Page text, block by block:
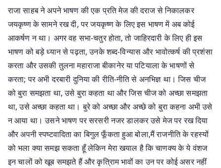
राजा साहब ने अपने भाषण की एक प्रति मेज की दराज से निकालकर
जयकृष्ण के सामने रख दी, पर जयकृष्ण के लिए इस भाषण में अब कोई
आकर्षण न था। अगर वह सभा-चतुर होता, तो जाहिरदारी के लिए ही इस
भाषण को बड़े ध्यान से पढ़ता, उनके शब्द-विन्यास और भावोत्कर्ष की प्रशंसा
करता और उसकी तुलना महाराजा बीकानेर या पटियाला के भाषणों से
करता; पर अभी दरबारी दुनिया की रीति-नीति से अनभिज्ञ था। जिस चीज
को बुरा समझता था, उसे बुरा कहता था और जिस चीज को अच्छा समझता
था, उसे अच्छा कहता था। बुरे को अच्छा और अच्छे को बुरा कहना अभी उसे
न आया था। उसने भाषण पर सरसरी नजर डालकर उसे मेज पर रख दिया
और अपनी स्पष्टवादिता का बिगुल फूँकता हुआ बोला,मैं राजनीति के रहस्यों
को भला क्या समझ सकता हूँ लेकिन मेरा खयाल है कि चाणक्य के ये वंशज
इन चालों को खूब समझते हैं और कृत्रिाम भावों का उन पर कोई असर नहीं